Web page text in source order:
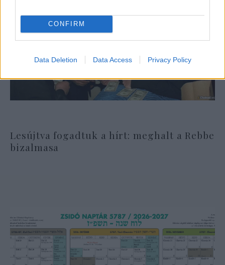
CONFIRM
Data Deletion Data Access Privacy Policy
Lesújtva fogadtuk a hírt: meghalt a Rebbe
bizalmasa